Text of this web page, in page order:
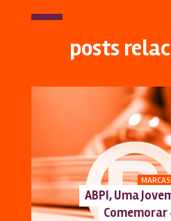
posts
MARCAS
ABPI, Uma
Comemorar